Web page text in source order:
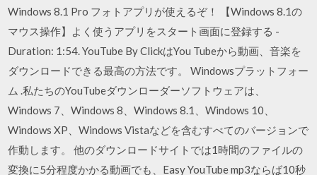
Windows 8.1 Pro フォトアプリが使えるぞ！ 【Windows 8.1の
マウス操作】よく使うアプリをスタート画面に登録する -
Duration: 1:54. YouTube By ClickはYou Tubeから動画、音楽を
ダウンロードできる最高の方法です。 Windowsプラットフォー
ム .私たちのYouTubeダウンローダーソフトウェアは、
Windows 7、Windows 8、Windows 8.1、Windows 10、
Windows XP、Windows Vistaなどを含むすべてのバージョンで
作動します。 他のダウンロードサイトでは1時間のファイルの
変換に5分程度かかる動画でも、Easy YouTube mp3ならば10秒